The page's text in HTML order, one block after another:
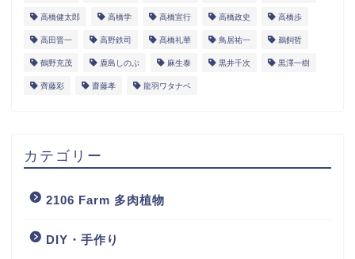
高橋健太郎 高橋学 高橋宣行 高橋政史 高橋歩
高田晋一 高野鉄司 髙橋礼華 鳥居祐一 鵜飼哲
鶴野充茂 鹿島しのぶ 麻生泰 黒井千次 黒澤一樹
齊藤彩 齋藤孝 龍羽ワタナベ
カテゴリー
2106 Farm 多肉植物
DIY・手作り